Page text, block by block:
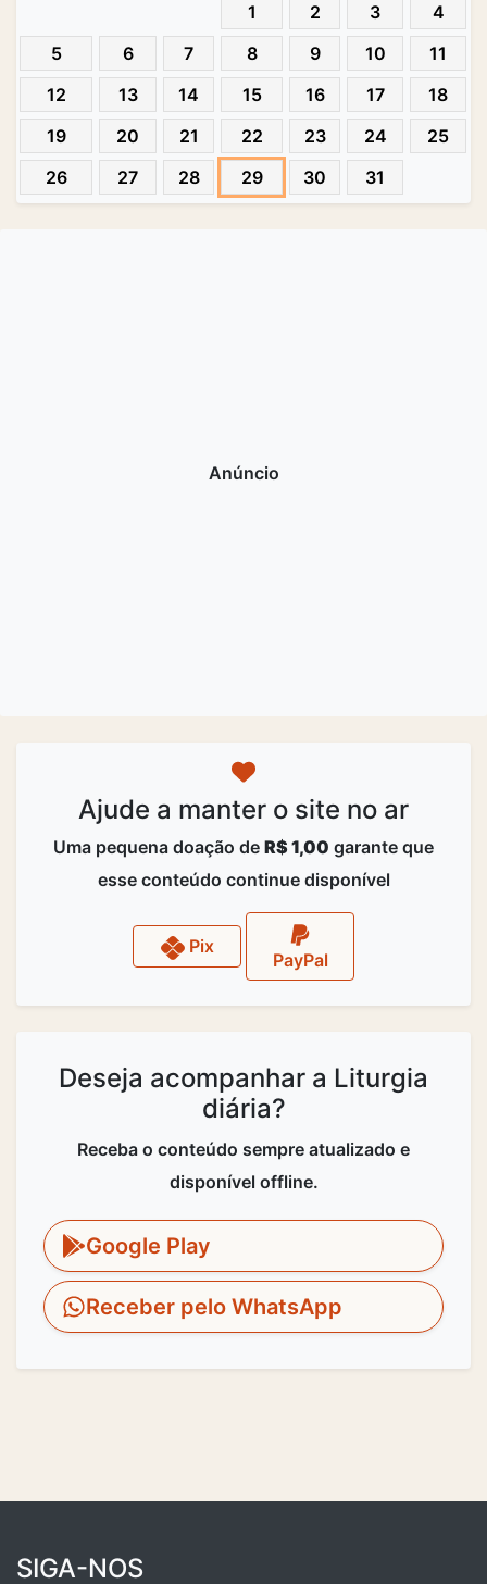
1
2 3
4
5
6 7 8 9 10
11
12
13 14 15 16 17
18
19
20 21 22 23 24
25
26
27 28 29 30 31
Ajude a manter o site no ar
Uma pequena doação de R$ 1,00 garante que
esse conteúdo continue disponível
Pix
PayPal
Deseja acompanhar a Liturgia
diária?
Receba o conteúdo sempre atualizado e
disponível offline.
Google Play
Receber pelo WhatsApp
SIGA-NOS